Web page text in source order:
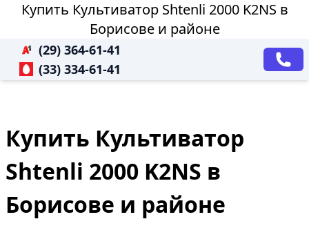
Купить Культиватор Shtenli 2000 K2NS в
Борисове и районе
(29) 364-61-41
(33) 334-61-41
Купить Культиватор
Shtenli 2000 K2NS в
Борисове и районе